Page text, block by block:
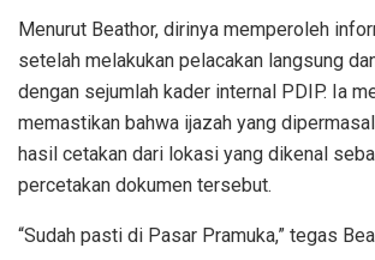
Menurut Beathor, dirinya memperoleh
setelah melakukan pelacakan langsung
dengan sejumlah kader internal PDIP. Ia
memastikan bahwa ijazah yang
hasil cetakan dari lokasi yang dikenal
percetakan dokumen tersebut.
“Sudah pasti di Pasar Pramuka,” tegas